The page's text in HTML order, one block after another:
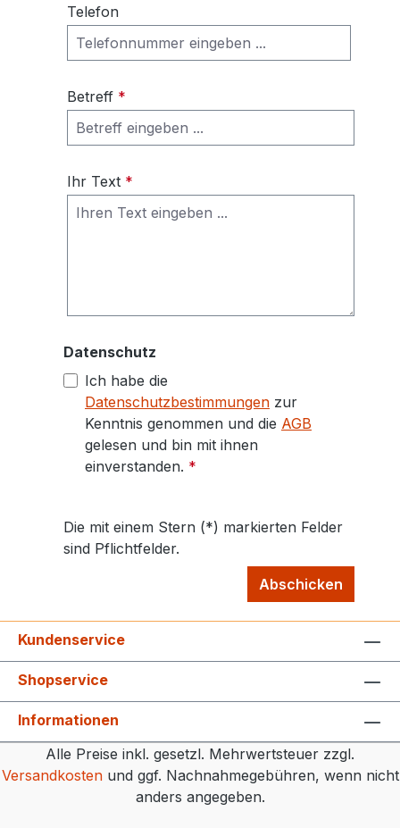
Telefon
Betreff *
Ihr Text *
Datenschutz
Ich habe die
Datenschutzbestimmungen zur
Kenntnis genommen und die AGB
gelesen und bin mit ihnen
einverstanden. *
Die mit einem Stern (*) markierten Felder
sind Pflichtfelder.
Abschicken
Kundenservice
Shopservice
Informationen
Alle Preise inkl. gesetzl. Mehrwertsteuer zzgl.
Versandkostenund ggf. Nachnahmegebühren, wenn nicht
anders angegeben.